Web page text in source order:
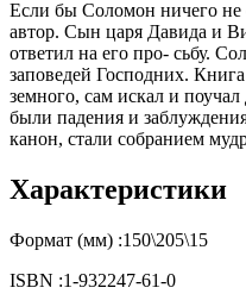
Если бы Соломон ничего не
автор. Сын царя Давида и
ответил на его про- сьбу.
заповедей Господних.
земного, сам искал и
были падения и
канон, стали собранием
Характеристики
Формат (мм) :150\205\15
ISBN :1-932247-61-0